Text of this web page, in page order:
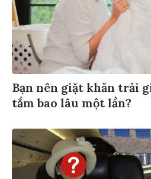
Bạn nên giặt khăn trải
tắm bao lâu một lần?